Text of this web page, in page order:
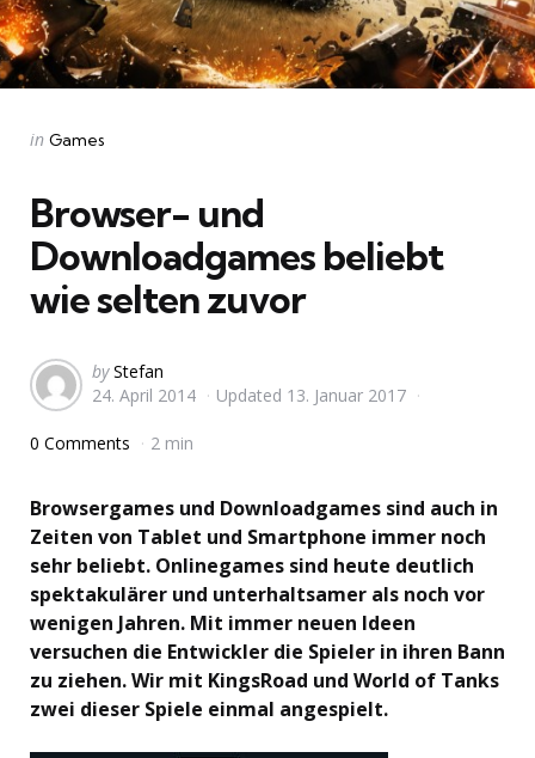
Categories
Posted
in Games
Browser- und
Downloadgames beliebt
wie selten zuvor
Posted
by
by Stefan
24. April 2014
Updated 13. Januar 2017
0 Comments 2 min
Browsergames und Downloadgames sind auch in
Zeiten von Tablet und Smartphone immer noch
sehr beliebt. Onlinegames sind heute deutlich
spektakulärer und unterhaltsamer als noch vor
wenigen Jahren. Mit immer neuen Ideen
versuchen die Entwickler die Spieler in ihren Bann
zu ziehen. Wir mit KingsRoad und World of Tanks
zwei dieser Spiele einmal angespielt.